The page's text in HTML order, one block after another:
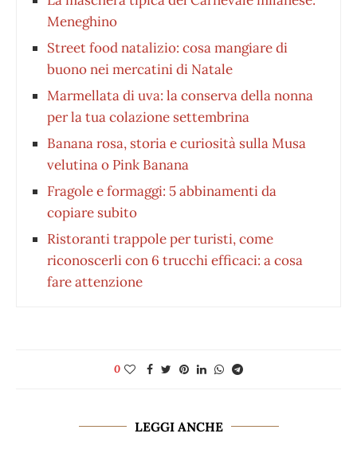
Meneghino
Street food natalizio: cosa mangiare di
buono nei mercatini di Natale
Marmellata di uva: la conserva della nonna
per la tua colazione settembrina
Banana rosa, storia e curiosità sulla Musa
velutina o Pink Banana
Fragole e formaggi: 5 abbinamenti da
copiare subito
Ristoranti trappole per turisti, come
riconoscerli con 6 trucchi efficaci: a cosa
fare attenzione
0
LEGGI ANCHE